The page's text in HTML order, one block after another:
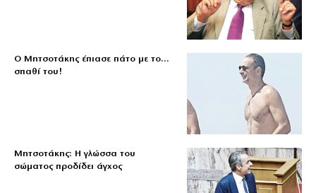
Ο Μητσοτάκης έπιασε πάτο με το…
σπαθί του!
Μητσοτάκης: Η γλώσσα του
σώματος προδίδει άγχος